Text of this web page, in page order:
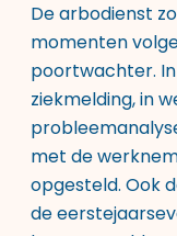
De arbodienst
momenten
poortwachter.
ziekmelding, in
met de
opgesteld. Ook
de